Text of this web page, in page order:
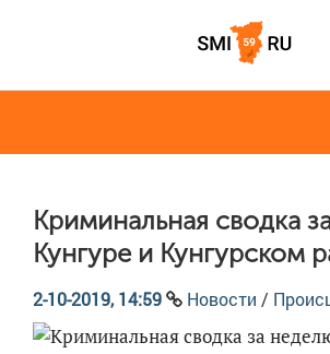
Криминальная сводка
Кунгуре и Кунгурском
2-10-2019, 14:59 Новости /